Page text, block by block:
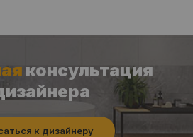
консультация
к дизайнеру